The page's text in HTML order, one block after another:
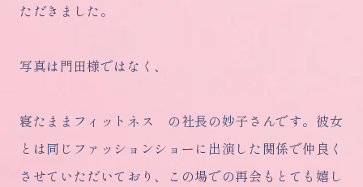
ただきました。
写真は門田様ではなく、
寝たままフィットネス の社長の妙子さんです。彼女
とは同じファッションショーに出演した関係で仲良く
させていただいており、この場での再会もとても嬉し